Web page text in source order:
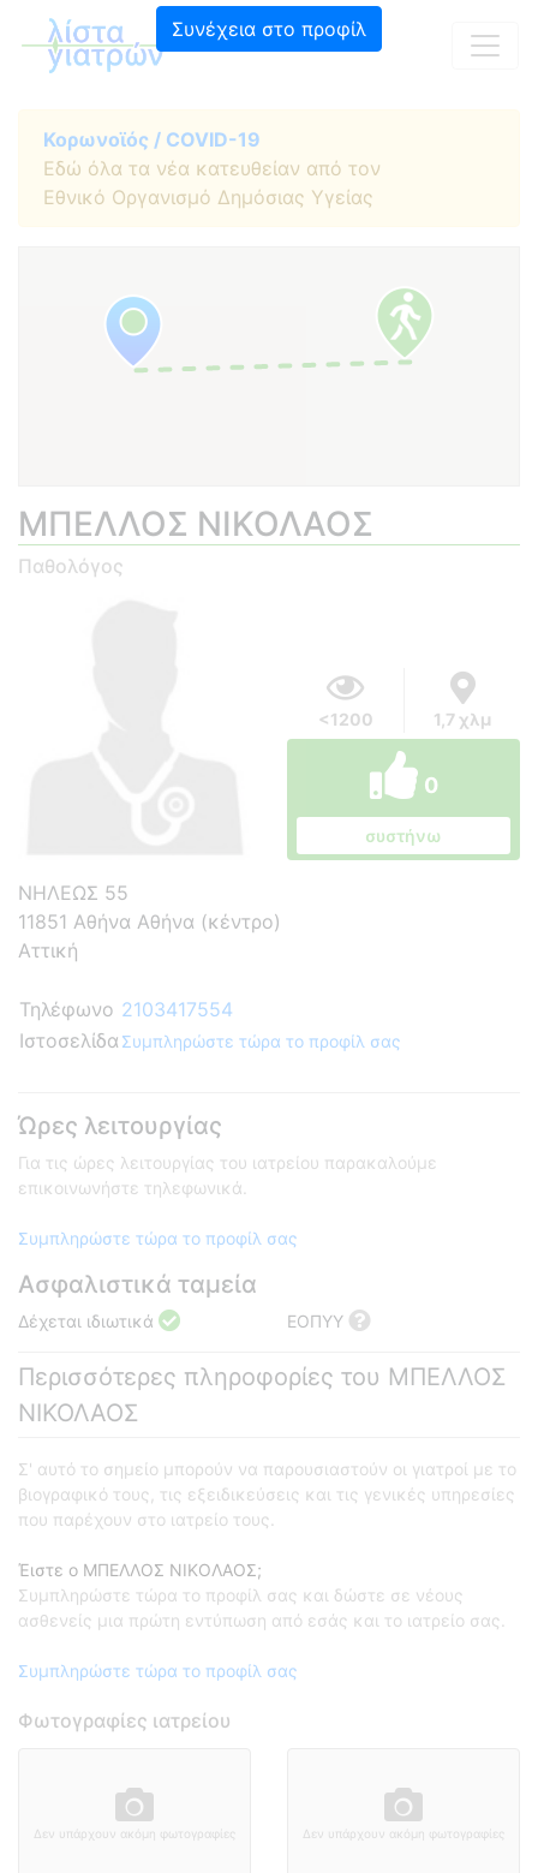
Συνέχεια στο προφίλ
Κορωνοϊός / COVID-19
Εδώ όλα τα νέα κατευθείαν από τον
Εθνικό Οργανισμό Δημόσιας Υγείας
ΜΠΕΛΛΟΣ ΝΙΚΟΛΑΟΣ
Παθολόγος
<1200 1,7 χλμ
0
συστήνω
ΝΗΛΕΩΣ 55
11851 Αθήνα Αθήνα (κέντρο)
Αττική
Τηλέφωνο 2103417554
Ιστοσελίδα Συμπληρώστε τώρα το προφίλ σας
Ώρες λειτουργίας
Για τις ώρες λειτουργίας του ιατρείου παρακαλούμε
επικοινωνήστε τηλεφωνικά.
Συμπληρώστε τώρα το προφίλ σας
Ασφαλιστικά ταμεία
Δέχεται ιδιωτικά ΕΟΠΥΥ
Περισσότερες πληροφορίες του ΜΠΕΛΛΟΣ
ΝΙΚΟΛΑΟΣ
Σ' αυτό το σημείο μπορούν να παρουσιαστούν οι γιατροί με το
βιογραφικό τους, τις εξειδικεύσεις και τις γενικές υπηρεσίες
που παρέχουν στο ιατρείο τους.
Έιστε ο ΜΠΕΛΛΟΣ ΝΙΚΟΛΑΟΣ;
Συμπληρώστε τώρα το προφίλ σας και δώστε σε νέους
ασθενείς μια πρώτη εντύπωση από εσάς και το ιατρείο σας.
Συμπληρώστε τώρα το προφίλ σας
Φωτογραφίες ιατρείου
Δεν υπάρχουν ακόμη φωτογραφίες Δεν υπάρχουν ακόμη φωτογραφίες